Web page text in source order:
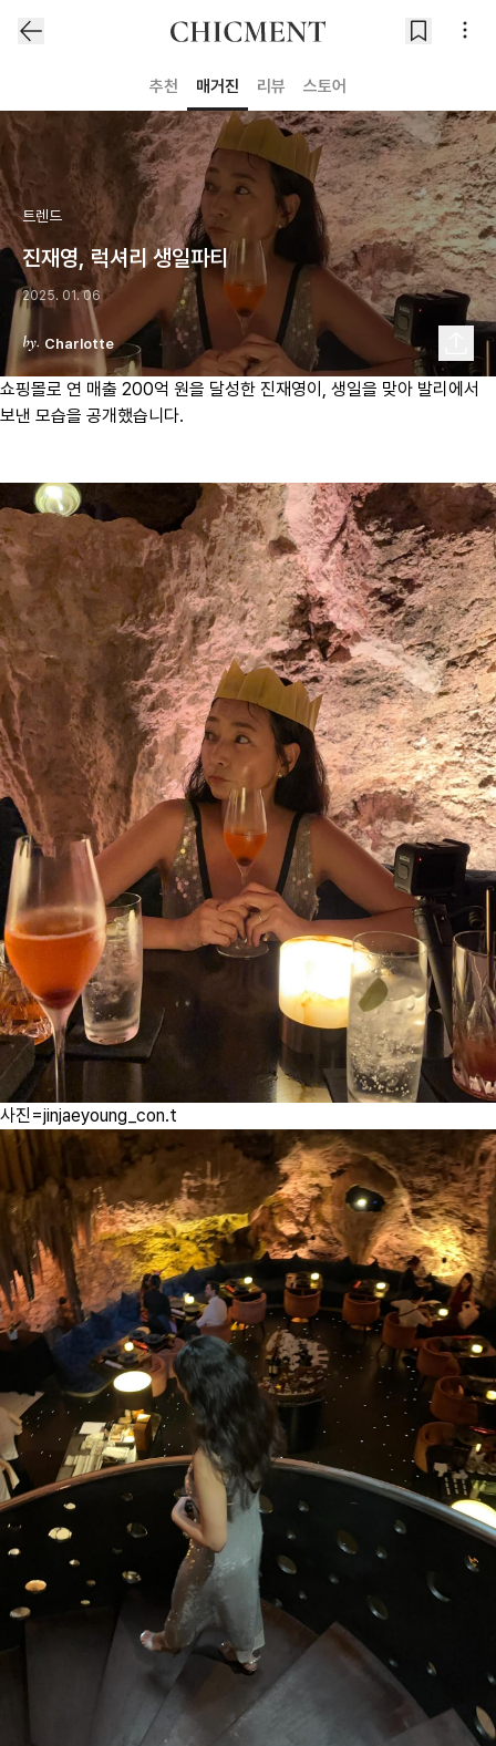
추천 매거진 리뷰 스토어
트렌드
진재영, 럭셔리 생일파티
2025. 01. 06
Charlotte
쇼핑몰로 연 매출 200억 원을 달성한 진재영이, 생일을 맞아 발리에서
보낸 모습을 공개했습니다.
사진=jinjaeyoung_con.t